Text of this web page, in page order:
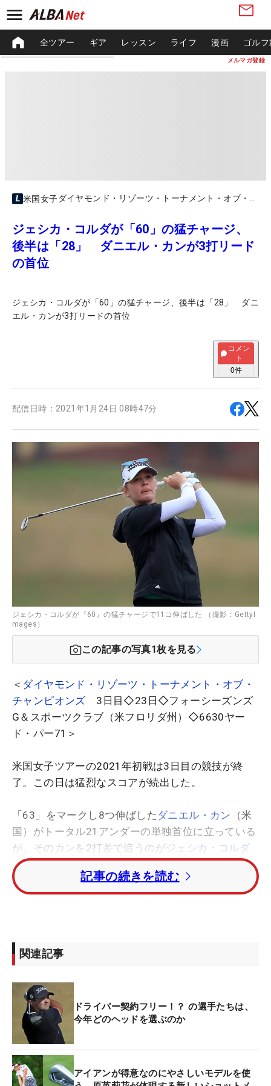
メルマガ登録
全ツアー ギア レッスン ライフ 漫画 ゴル
米国女子
ジェシカ・コルダが「60」の猛チャージ、
後半は「28」 ダニエル・カンが3打リード
の首位
ジェシカ・コルダが「60」の猛チャージ、後半は「28」 ダニ
エル・カンが3打リードの首位
コメン
ト
0件
配信日時： 2021年1月24日 08時47分
ジェシカ・コルダが『60』の猛チャージで11コ伸ばした （撮影：GettyI
mages）
この記事の写真1枚を見る
＜ ダイヤモンド・リゾーツ・トーナメント・オブ・
チャンピオンズ 3日目◇23日◇フォーシーズンズ
G＆スポーツクラブ（米フロリダ州）◇6630ヤー
ド・パー71＞
米国女子ツアーの2021年初戦は3日目の競技が終
了。この日は猛烈なスコアが続出した。
「63」をマークし8つ伸ばした ダニエル・カン （米
国）がトータル21アンダーの単独首位に立っている
が、そのカンを2打差で追うのがジェシカ・コルダ
（米国）。前半を2バーディとすると、後半に爆発
した。
はイーグルを奪うと、18番でもバーディ。後半は圧
巻の「28」。後半だけで9つ、トータルで11コ伸ば
ネリー・コルダ（米国）がトータル15アンダーの3
位。トータル13アンダーの4位に
（韓国）。ブルック・ヘンダーソン
ータル12アンダーの5位につけている。
記事の続きを読む
関連記事
ドライバー契約フリー！？ の選手たちは、
今年どのヘッドを選ぶのか
アイアンが得意なのにやさしいモデルを使